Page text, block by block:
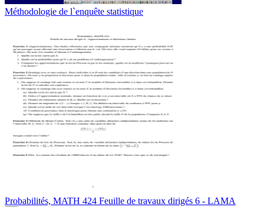
Méthodologie de l`enquête statistique
Probabilités, MATH 424 Feuille de travaux dirigés 6 - LAMA